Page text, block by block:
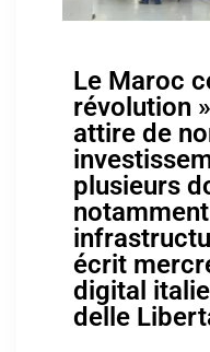
Le Maroc
révolution
attire de
plusieurs
écrit
digital
delle